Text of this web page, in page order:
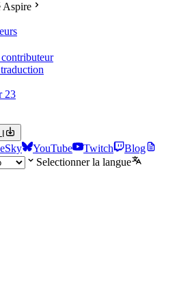
Aspire
23
YouTube Twitch
Blog
Selectionner la langue